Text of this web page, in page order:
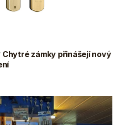
Chytré zámky přinášejí nový